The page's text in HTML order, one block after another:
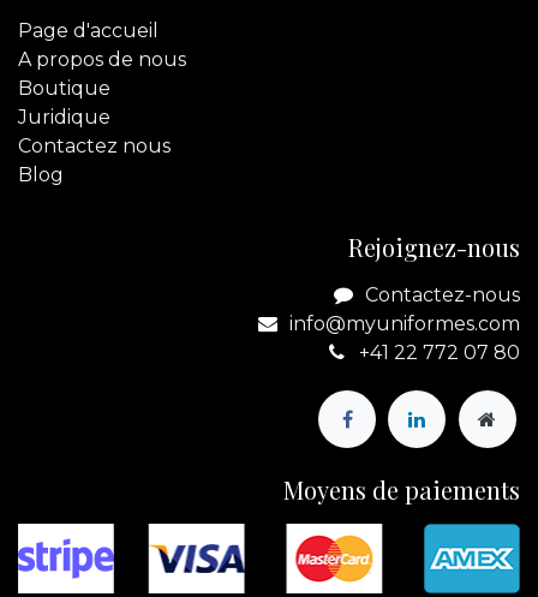
Page d'accueil
A propos de nous
Boutique
Juridique
Contactez nous
Blog
Rejoignez-nous
Contactez-nous
info@myuniformes.com
+41 22 772 07 80
Moyens de paiements